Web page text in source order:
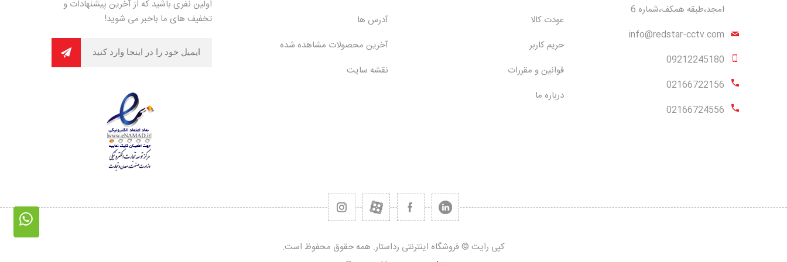
امجد،طبقه همکف،شماره 6
info@redstar-cctv.com
09212245180
02166722156
02166724556
عودت کالا
حریم کاربر
قوانین و مقررات
درباره ما
آدرس ها
آخرین محصولات مشاهده شده
نقشه سایت
اولین نفری باشید که از آخرین پیشنهادات و
تخفیف های ما باخبر می شوید!
کپی رایت © فروشگاه اینترنتی رداستار. همه حقوق محفوظ است.